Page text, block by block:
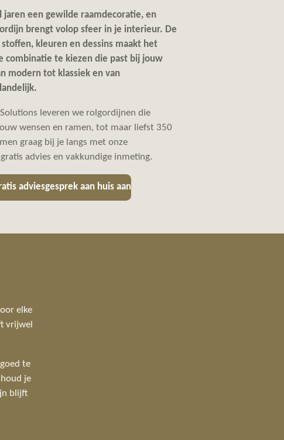
jaren een gewilde raamdecoratie, en
brengt volop sfeer in je interieur. De
kleuren en dessins maakt het
combinatie te kiezen die past bij jouw
modern tot klassiek en van
leveren we rolgordijnen die
wensen en ramen, tot maar liefst 350
graag bij je langs met onze
advies en vakkundige inmeting.
adviesgesprek aan huis aan
elke
vrijwel
te
je
blijft